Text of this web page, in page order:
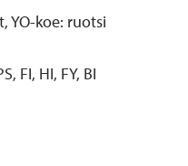
YO-koe: ruotsi
FI, HI, FY, BI